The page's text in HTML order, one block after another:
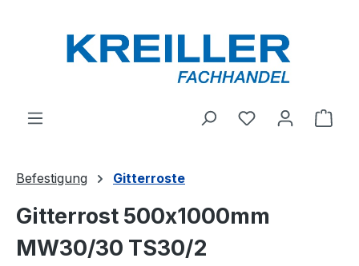
Du hast 0
Befestigung Gitterroste
Gitterrost 500x1000mm
MW30/30 TS30/2